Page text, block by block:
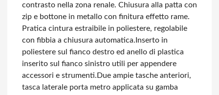
contrasto nella zona renale. Chiusura alla patta con
zip e bottone in metallo con finitura effetto rame.
Pratica cintura estraibile in poliestere, regolabile
con fibbia a chiusura automatica. Inserto in
poliestere sul fianco destro ed anello di plastica
inserito sul fianco sinistro utili per appendere
accessori e strumenti. Due ampie tasche anteriori,
tasca laterale porta metro applicata su gamba